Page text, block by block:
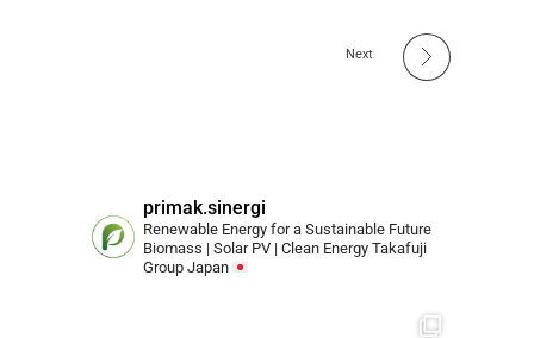
Next
primak.sinergi
Renewable Energy for a Sustainable Future
Biomass | Solar PV | Clean Energy Takafuji
Group Japan